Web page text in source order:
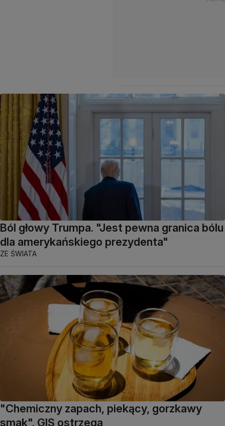
Ból głowy Trumpa. "Jest pewna granica bólu
dla amerykańskiego prezydenta"
ZE ŚWIATA
"Chemiczny zapach, piekący, gorzkawy
smak". GIS ostrzega